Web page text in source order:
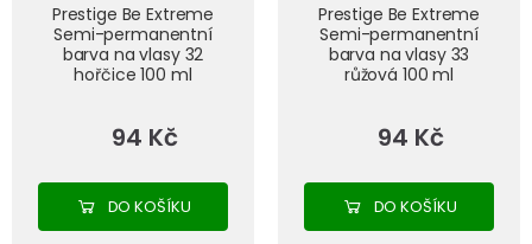
Prestige Be Extreme
Semi-permanentní
barva na vlasy 32
hořčice 100 ml
94 Kč
DO KOŠÍKU
Prestige Be Extreme
Semi-permanentní
barva na vlasy 33
růžová 100 ml
94 Kč
DO KOŠÍKU